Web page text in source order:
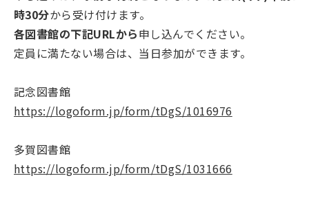
時30分から受け付けます。
各図書館の下記URLから申し込んでください。
定員に満たない場合は、当日参加ができます。
記念図書館
https://logoform.jp/form/tDgS/1016976
多賀図書館
https://logoform.jp/form/tDgS/1031666